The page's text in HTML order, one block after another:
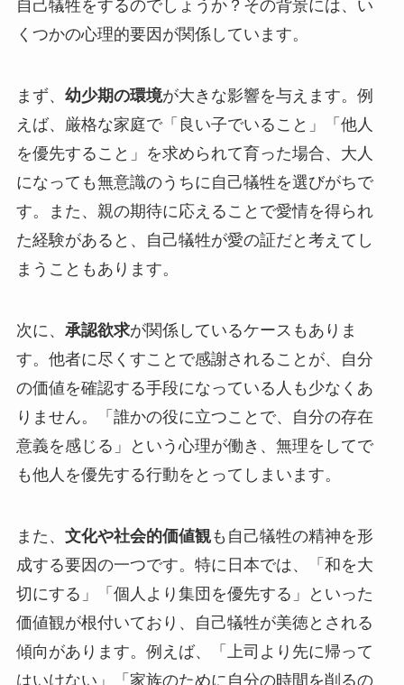
自己犠牲をするのでしょうか？その背景には、い
くつかの心理的要因が関係しています。
まず、 幼少期の環境が大きな影響を与えます。例
えば、厳格な家庭で「良い子でいること」「他人
を優先すること」を求められて育った場合、大人
になっても無意識のうちに自己犠牲を選びがちで
す。また、親の期待に応えることで愛情を得られ
た経験があると、自己犠牲が愛の証だと考えてし
まうこともあります。
次に、 承認欲求が関係しているケースもありま
す。他者に尽くすことで感謝されることが、自分
の価値を確認する手段になっている人も少なくあ
りません。「誰かの役に立つことで、自分の存在
意義を感じる」という心理が働き、無理をしてで
も他人を優先する行動をとってしまいます。
また、 文化や社会的価値観も自己犠牲の精神を形
成する要因の一つです。特に日本では、「和を大
切にする」「個人より集団を優先する」といった
価値観が根付いており、自己犠牲が美徳とされる
傾向があります。例えば、「上司より先に帰って
はいけない」「家族のために自分の時間を削るの